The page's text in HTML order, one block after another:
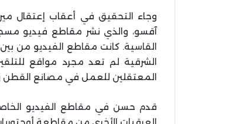
آقسو، والذي نشر مقاطع فيديو
القاسية. كانت مقاطع الفيديو من
الشرقية لم تعد مجرد مواقع
المعتقلين للعمل في مصانع القطن
قدم حسن في مقاطع الفيديو